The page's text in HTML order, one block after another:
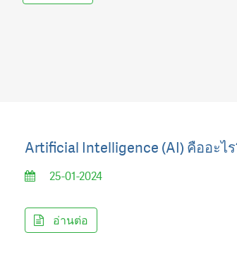
Artificial Intelligence (AI) คืออะไ
25-01-2024
อ่านต่อ